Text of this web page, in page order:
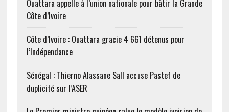
Ouattara appelle à l’union nationale pour bâtir la Grande
Côte d’Ivoire
Côte d’Ivoire : Ouattara gracie 4 661 détenus pour
l’Indépendance
Sénégal : Thierno Alassane Sall accuse Pastef de
duplicité sur l’ASER